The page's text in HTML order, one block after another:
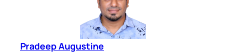
Pradeep Augustine